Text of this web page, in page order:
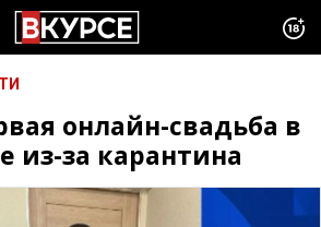
онлайн-свадьба в
из-за карантина